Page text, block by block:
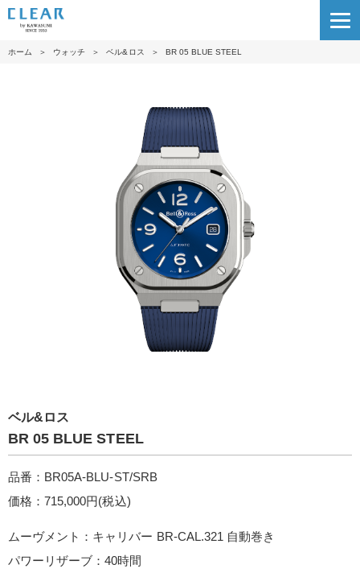
ホーム ＞ ウォッチ ＞ ベル&ロス ＞ BR 05 BLUE STEEL
ベル&ロス
BR 05 BLUE STEEL
品番：BR05A-BLU-ST/SRB
価格：715,000円(税込)
ムーヴメント：キャリバー BR-CAL.321 自動巻き
パワーリザーブ：40時間